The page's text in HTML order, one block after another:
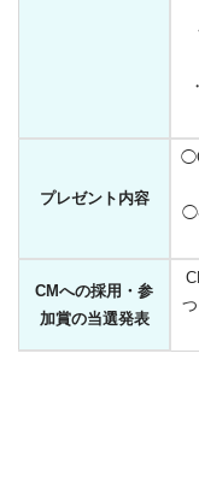
プレゼント内容
◯
CMへの採用・参
加賞の当選発表